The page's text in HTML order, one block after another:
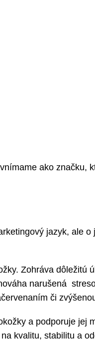
ako značku,
jazyk, ale o
Zohráva dôležitú
narušená
či
a podporuje jej
kvalitu, stabilitu a